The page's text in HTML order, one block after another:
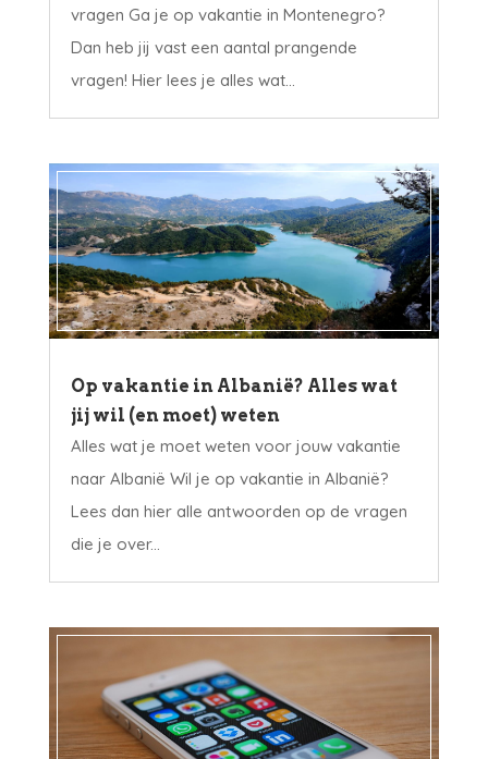
vragen Ga je op vakantie in Montenegro?
Dan heb jij vast een aantal prangende
vragen! Hier lees je alles wat...
Op vakantie in Albanië? Alles wat
jij wil (en moet) weten
Alles wat je moet weten voor jouw vakantie
naar Albanië Wil je op vakantie in Albanië?
Lees dan hier alle antwoorden op de vragen
die je over...